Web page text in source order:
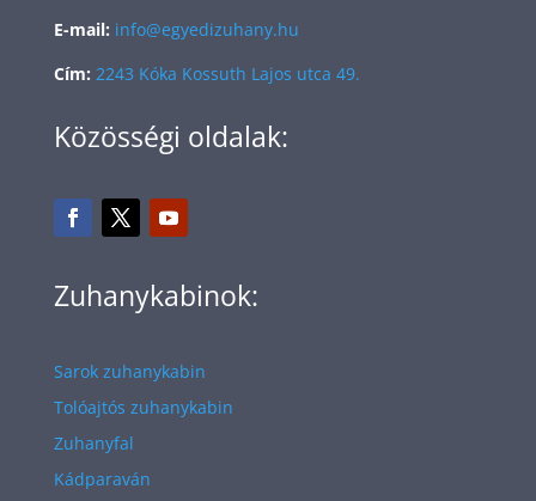
E-mail: info@egyedizuhany.hu
Cím: 2243 Kóka Kossuth Lajos utca 49.
Közösségi oldalak:
Zuhanykabinok:
Sarok zuhanykabin
Tolóajtós zuhanykabin
Zuhanyfal
Kádparaván